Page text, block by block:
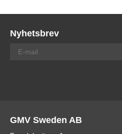
Nyhetsbrev
GMV Sweden AB